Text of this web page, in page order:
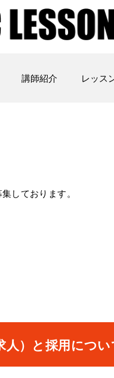
講師紹介 レッス
しております。
）と採用につい